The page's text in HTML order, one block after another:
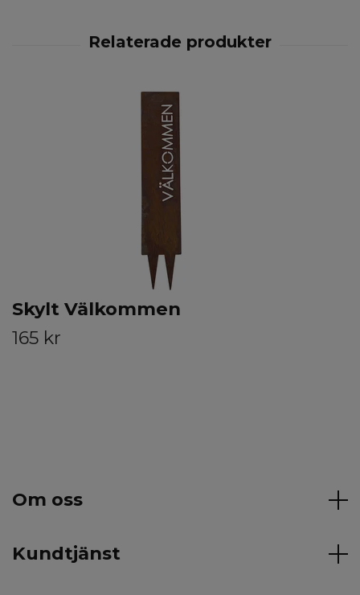
Skylt Välkommen
165 kr
Om oss
Kundtjänst